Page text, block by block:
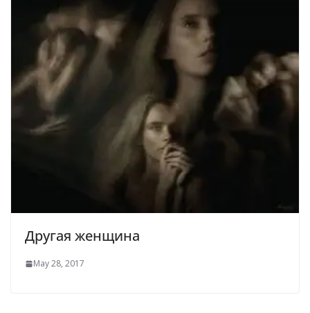
Другая женщина
May 28, 2017